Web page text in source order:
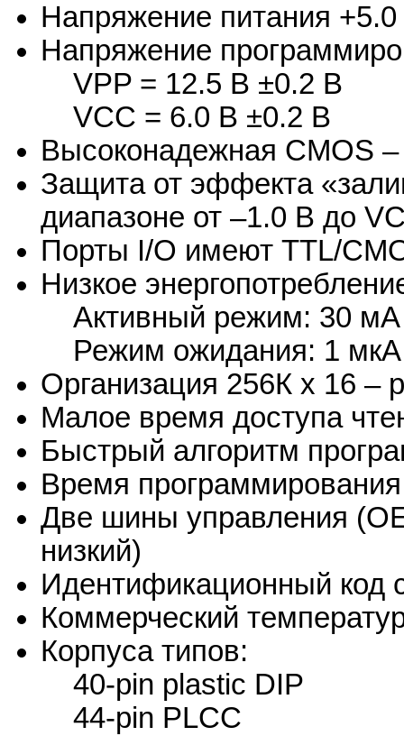
Напряжение питания
Напряжение
VPP = 12.5 В ±0.2 В
VCC = 6.0 В ±0.2 В
Высоконадежная CMOS –
Защита от эффекта
диапазоне от –1.0 В до
Порты I/O имеют TTL/
Низкое
Активный режим: 30 мА
Режим ожидания: 1 мкА
Организация 256К x 16 –
Малое время доступа
Быстрый алгоритм
Время
Две шины управления
низкий)
Идентификационный код
Коммерческий
Корпуса типов:
40-pin plastic DIP
44-pin PLCC